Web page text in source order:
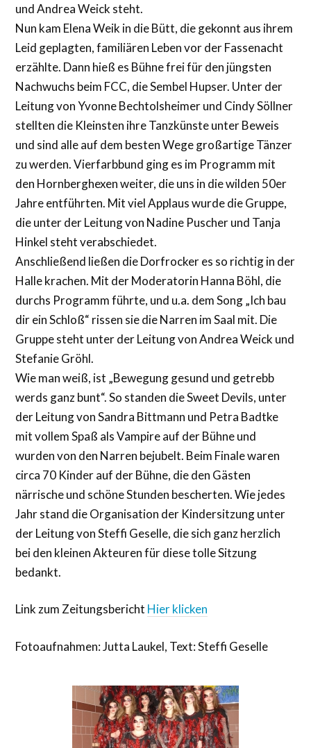
und Andrea Weick steht.
Nun kam Elena Weik in die Bütt, die gekonnt aus ihrem
Leid geplagten, familiären Leben vor der Fassenacht
erzählte. Dann hieß es Bühne frei für den jüngsten
Nachwuchs beim FCC, die Sembel Hupser. Unter der
Leitung von Yvonne Bechtolsheimer und Cindy Söllner
stellten die Kleinsten ihre Tanzkünste unter Beweis
und sind alle auf dem besten Wege großartige Tänzer
zu werden. Vierfarbbund ging es im Programm mit
den Hornberghexen weiter, die uns in die wilden 50er
Jahre entführten. Mit viel Applaus wurde die Gruppe,
die unter der Leitung von Nadine Puscher und Tanja
Hinkel steht verabschiedet.
Anschließend ließen die Dorfrocker es so richtig in der
Halle krachen. Mit der Moderatorin Hanna Böhl, die
durchs Programm führte, und u.a. dem Song „Ich bau
dir ein Schloß“ rissen sie die Narren im Saal mit. Die
Gruppe steht unter der Leitung von Andrea Weick und
Stefanie Gröhl.
Wie man weiß, ist „Bewegung gesund und getrebb
werds ganz bunt“. So standen die Sweet Devils, unter
der Leitung von Sandra Bittmann und Petra Badtke
mit vollem Spaß als Vampire auf der Bühne und
wurden von den Narren bejubelt. Beim Finale waren
circa 70 Kinder auf der Bühne, die den Gästen
närrische und schöne Stunden bescherten. Wie jedes
Jahr stand die Organisation der Kindersitzung unter
der Leitung von Steffi Geselle, die sich ganz herzlich
bei den kleinen Akteuren für diese tolle Sitzung
bedankt.
Link zum Zeitungsbericht Hier klicken
Fotoaufnahmen: Jutta Laukel, Text: Steffi Geselle